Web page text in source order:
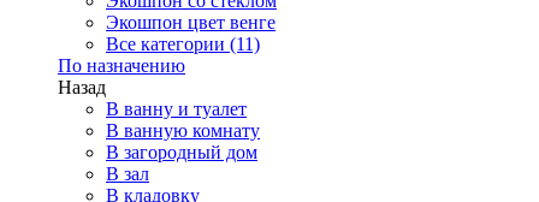
Экошпон цвет венге
Все категории (11)
По назначению
Назад
В ванну и туалет
В ванную комнату
В загородный дом
В зал
В кладовку